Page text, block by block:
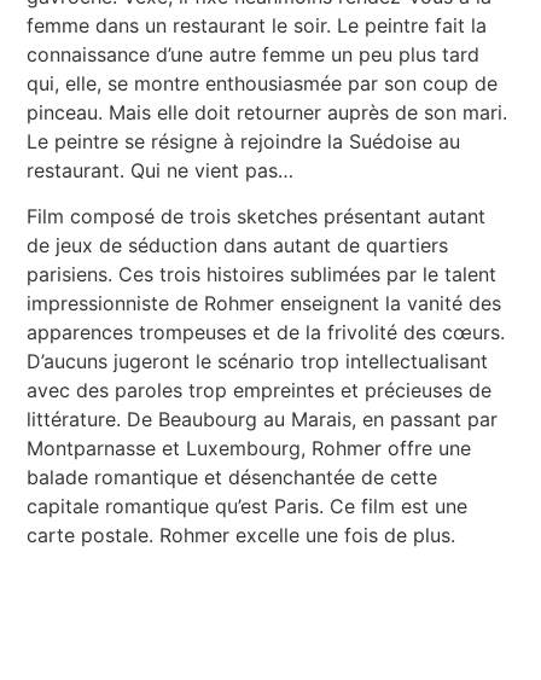
femme dans un restaurant le soir. Le peintre fait la
connaissance d’une autre femme un peu plus tard
qui, elle, se montre enthousiasmée par son coup de
pinceau. Mais elle doit retourner auprès de son mari.
Le peintre se résigne à rejoindre la Suédoise au
restaurant. Qui ne vient pas…
Film composé de trois sketches présentant autant
de jeux de séduction dans autant de quartiers
parisiens. Ces trois histoires sublimées par le talent
impressionniste de Rohmer enseignent la vanité des
apparences trompeuses et de la frivolité des cœurs.
D’aucuns jugeront le scénario trop intellectualisant
avec des paroles trop empreintes et précieuses de
littérature. De Beaubourg au Marais, en passant par
Montparnasse et Luxembourg, Rohmer offre une
balade romantique et désenchantée de cette
capitale romantique qu’est Paris. Ce film est une
carte postale. Rohmer excelle une fois de plus.